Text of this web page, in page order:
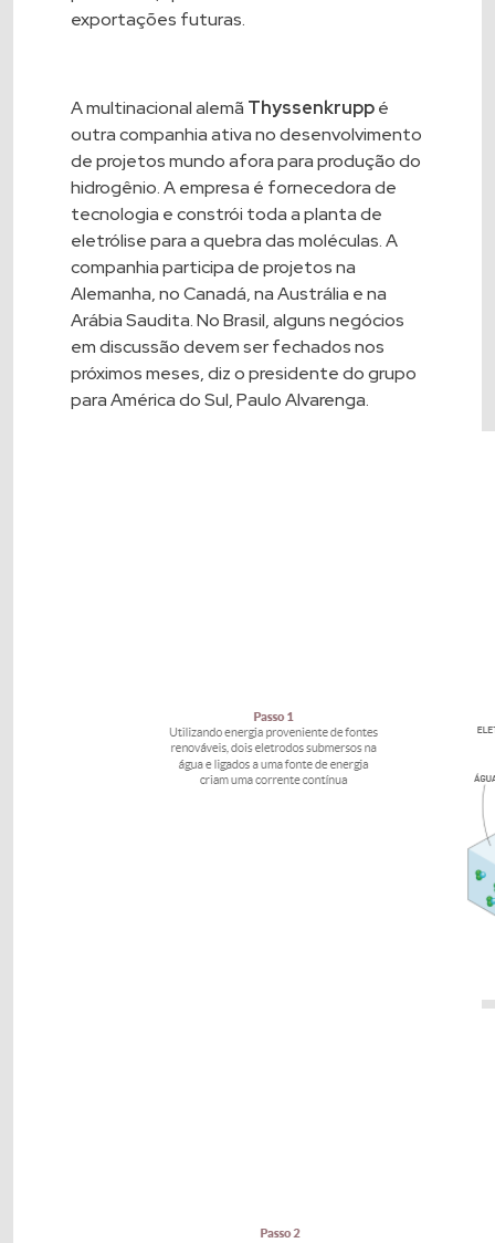
exportações futuras.
A multinacional alemã Thyssenkruppé
outra companhia ativa no desenvolvimento
de projetos mundo afora para produção do
hidrogênio. A empresa é fornecedora de
tecnologia e constrói toda a planta de
eletrólise para a quebra das moléculas. A
companhia participa de projetos na
Alemanha, no Canadá, na Austrália e na
Arábia Saudita. No Brasil, alguns negócios
em discussão devem ser fechados nos
próximos meses, diz o presidente do grupo
para América do Sul, Paulo Alvarenga.